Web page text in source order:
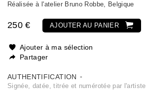
Réalisée à l'atelier Bruno Robbe, Belgique
250 € AJOUTER AU PANIER
Ajouter à ma sélection
Partager
AUTHENTIFICATION
Signée, datée, titrée et numérotée par l'artiste